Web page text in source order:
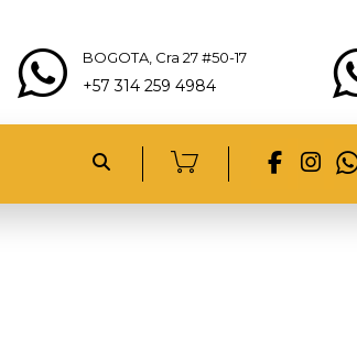
BOGOTA, Cra 27 #50-17
+57 314 259 4984